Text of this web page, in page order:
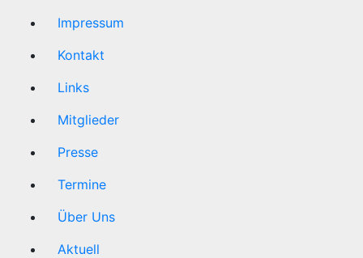
Impressum
Kontakt
Links
Mitglieder
Presse
Termine
Über Uns
Aktuell